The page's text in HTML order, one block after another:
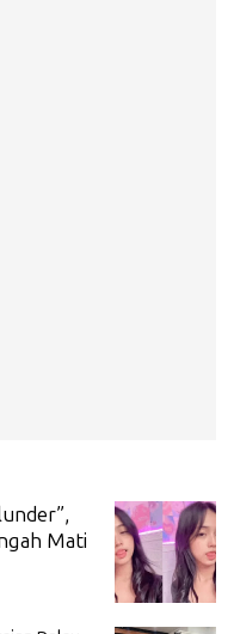
Mati